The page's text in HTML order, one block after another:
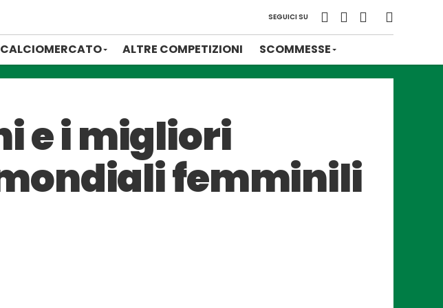
SEGUICI SU
CALCIOMERCATO ALTRE COMPETIZIONI SCOMMESSE
e i migliori
femminili